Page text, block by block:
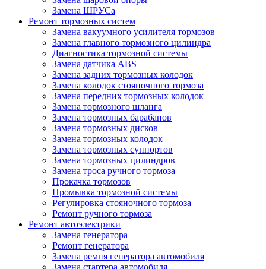
Замена ШРУСа
Ремонт тормозных систем
Замена вакуумного усилителя тормозов
Замена главного тормозного цилиндра
Диагностика тормозной системы
Замена датчика ABS
Замена задних тормозных колодок
Замена колодок стояночного тормоза
Замена передних тормозных колодок
Замена тормозного шланга
Замена тормозных барабанов
Замена тормозных дисков
Замена тормозных колодок
Замена тормозных суппортов
Замена тормозных цилиндров
Замена троса ручного тормоза
Прокачка тормозов
Промывка тормозной системы
Регулировка стояночного тормоза
Ремонт ручного тормоза
Ремонт автоэлектрики
Замена генератора
Ремонт генератора
Замена ремня генератора автомобиля
Замена стартера автомобиля